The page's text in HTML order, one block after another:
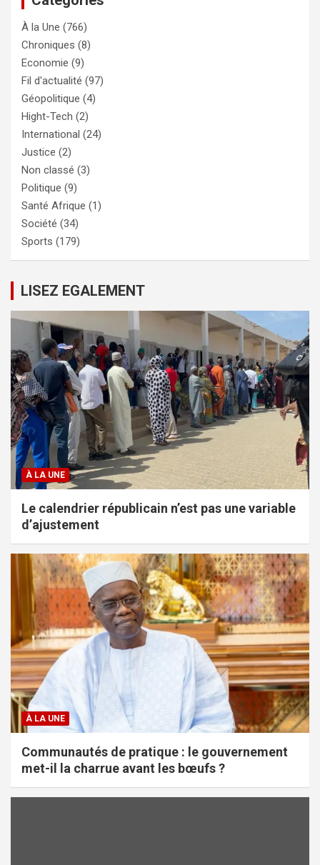
À la Une (766)
Chroniques (8)
Economie (9)
Fil d'actualité (97)
Géopolitique (4)
Hight-Tech (2)
International (24)
Justice (2)
Non classé (3)
Politique (9)
Santé Afrique (1)
Société (34)
Sports (179)
LISEZ EGALEMENT
À LA UNE
Le calendrier républicain n’est pas une variable
d’ajustement
À LA UNE
Communautés de pratique : le gouvernement
met-il la charrue avant les bœufs ?